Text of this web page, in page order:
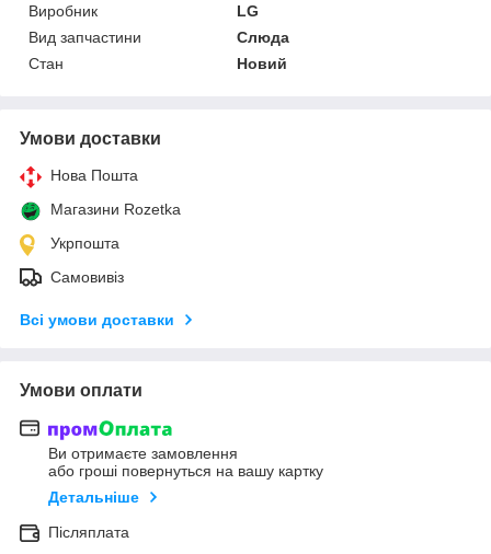
Виробник
LG
Вид запчастини
Слюда
Стан
Новий
Умови доставки
Нова Пошта
Магазини Rozetka
Укрпошта
Самовивіз
Всі умови доставки
Умови оплати
Ви отримаєте замовлення
або гроші повернуться на вашу картку
Детальніше
Післяплата